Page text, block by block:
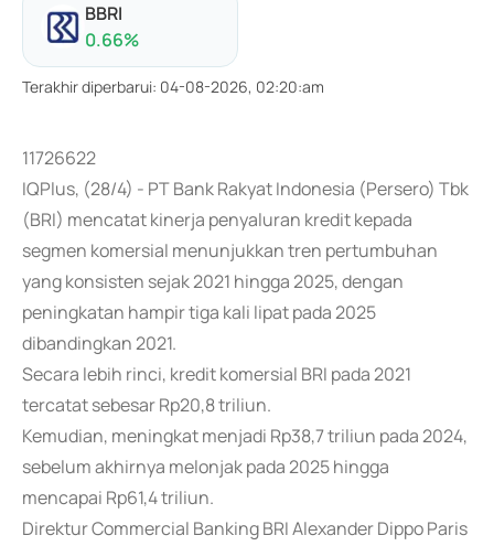
BBRI
0.66%
Terakhir diperbarui: 04-08-2026, 02:20:am
11726622
IQPlus, (28/4) - PT Bank Rakyat Indonesia (Persero) Tbk
(BRI) mencatat kinerja penyaluran kredit kepada
segmen komersial menunjukkan tren pertumbuhan
yang konsisten sejak 2021 hingga 2025, dengan
peningkatan hampir tiga kali lipat pada 2025
dibandingkan 2021.
Secara lebih rinci, kredit komersial BRI pada 2021
tercatat sebesar Rp20,8 triliun.
Kemudian, meningkat menjadi Rp38,7 triliun pada 2024,
sebelum akhirnya melonjak pada 2025 hingga
mencapai Rp61,4 triliun.
Direktur Commercial Banking BRI Alexander Dippo Paris